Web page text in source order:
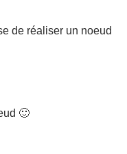
de réaliser un noeud
🙂